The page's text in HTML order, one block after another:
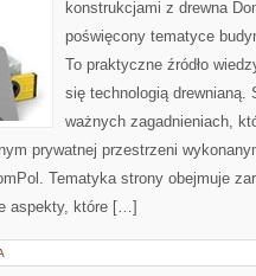
konstrukcjami z drewna
poświęcony tematyce
To praktyczne źródło
się technologią drewnianą.
ważnych zagadnieniach,
prywatnej przestrzeni
Tematyka strony obejmuje
aspekty, które […]